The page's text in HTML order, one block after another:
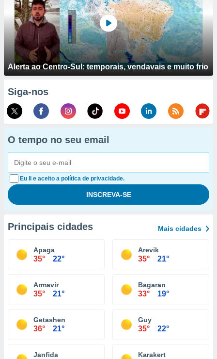
Alerta ao Centro-Sul: temporais, vendavais e muito frio
Siga-nos
O tempo no seu email
Eu li e aceito a política de privacidade.
Principais cidades Mais cidades
Apaga
35° 22°
Arevik
35° 21°
Armavir
35° 21°
Bagaran
33° 19°
Getashen
36° 21°
Guy
35° 22°
Janfida Karakert